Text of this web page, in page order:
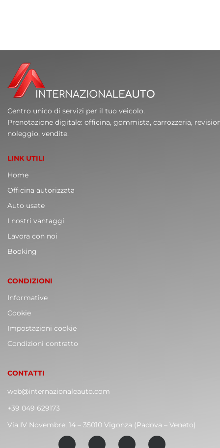
Centro unico di servizi per il tuo veicolo.
Prenotazione digitale: officina, gommista, carrozzeria,
noleggio, vendite.
LINK UTILI
Home
Officina autorizzata
Auto usate
I nostri vantaggi
Lavora con noi
Booking
CONDIZIONI
Informative
Cookie
Impostazioni cookie
Condizioni contratto
CONTATTI
web@internazionaleauto.com
+39 049 629173
Via IV Novembre, 14 – 35010 Vigonza (Padova – Veneto)